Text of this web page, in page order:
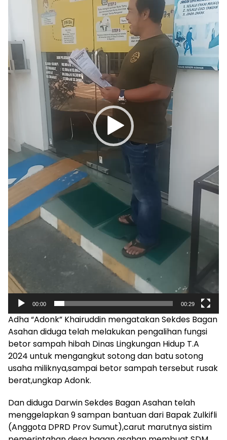
00:00 00:29
Adha “Adonk” Khairuddin mengatakan Sekdes Bagan
Asahan diduga telah melakukan pengalihan fungsi
betor sampah hibah Dinas Lingkungan Hidup T.A
2024 untuk mengangkut sotong dan batu sotong
usaha miliknya,sampai betor sampah tersebut rusak
berat,ungkap Adonk.
Dan diduga Darwin Sekdes Bagan Asahan telah
menggelapkan 9 sampan bantuan dari Bapak Zulkifli
(Anggota DPRD Prov Sumut),carut marutnya sistim